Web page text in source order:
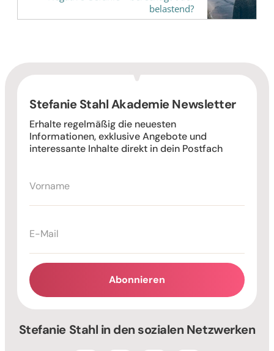
belastend?
Stefanie Stahl Akademie Newsletter
Erhalte regelmäßig die neuesten
Informationen, exklusive Angebote und
interessante Inhalte direkt in dein Postfach
Abonnieren
Stefanie Stahl in den sozialen Netzwerken